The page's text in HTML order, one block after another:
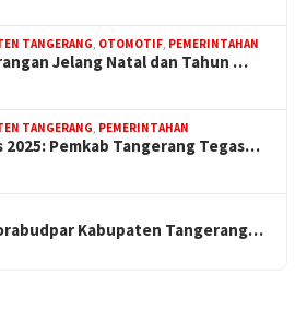
TANGERANG, OTOMOTIF, PEMERINTAHAN
Jelang Natal dan Tahun …
TANGERANG, PEMERINTAHAN
2025: Pemkab Tangerang Tegas…
Kabupaten Tangerang…